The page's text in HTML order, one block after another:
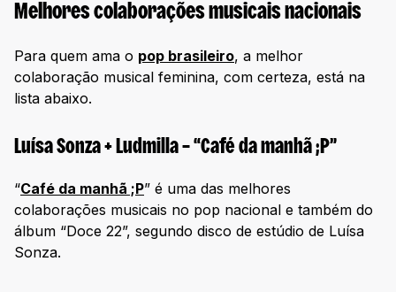
Melhores colaborações musicais nacionais
Para quem ama o pop brasileiro, a melhor
colaboração musical feminina, com certeza, está na
lista abaixo.
Luísa Sonza + Ludmilla – “Café da manhã ;P”
“Café da manhã ;P” é uma das melhores
colaborações musicais no pop nacional e também do
álbum “Doce 22”, segundo disco de estúdio de Luísa
Sonza.